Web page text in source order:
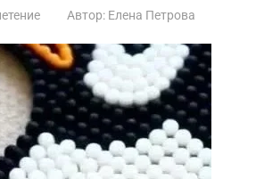
Автор: Елена Петрова